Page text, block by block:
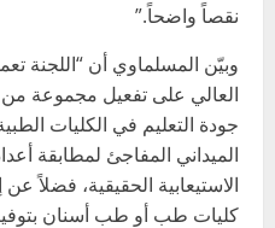
نقصاً واضحاً.”
وبيّن المسلماوي أن “اللجنة
العالي على تفعيل مجموعة من
جودة التعليم في الكليات
الميداني المفاجئ لمطابقة
الاستيعابية الحقيقية، فضلاً
كليات طب أو طب أسنان